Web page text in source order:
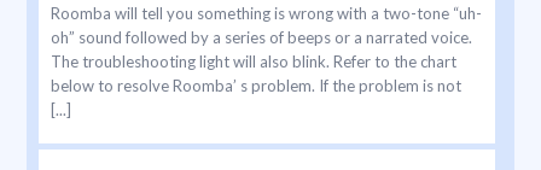
Roomba will tell you something is wrong with a two-tone “uh-
oh” sound followed by a series of beeps or a narrated voice.
The troubleshooting light will also blink. Refer to the chart
below to resolve Roomba’ s problem. If the problem is not
[...]